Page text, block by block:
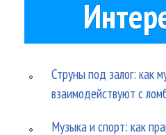
Струны под залог: как
взаимодействуют с
Музыка и спорт: как